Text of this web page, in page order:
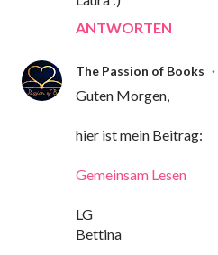
ANTWORTEN
The Passion of Books
Guten Morgen,
hier ist mein Beitrag:
Gemeinsam Lesen
LG
Bettina